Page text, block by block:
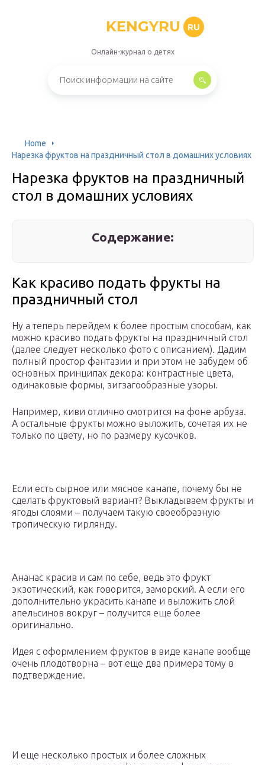
KENGYRU RU
Онлайн-журнал о детях
Home
Нарезка фруктов на праздничный стол в домашних условиях
Нарезка фруктов на праздничный
стол в домашних условиях
Содержание:
Как красиво подать фрукты на
праздничный стол
Ну а теперь перейдем к более простым способам, как
можно красиво подать фрукты на праздничный стол
(далее следует несколько фото с описанием). Дадим
полный простор фантазии и при этом не забудем об
основных принципах декора: контрастные цвета,
одинаковые формы, зигзагообразные узоры.
Например, киви отлично смотрится на фоне арбуза.
А остальные фрукты можно выложить, сочетая их не
только по цвету, но по размеру кусочков.
Если есть сырное или мясное канапе, почему бы не
сделать фруктовый вариант? Выкладываем фрукты и
ягоды слоями – получаем такую своеобразную
тропическую гирлянду.
Ананас красив и сам по себе, ведь это фрукт
экзотический, как говорится, заморский. А если его
дополнительно украсить канапе и выложить слой
апельсинов вокруг – получится еще более
оригинально.
Идея с оформлением фруктов в виде канапе вообще
очень плодотворна – вот еще два примера тому в
подтверждение.
И еще несколько простых и более сложных